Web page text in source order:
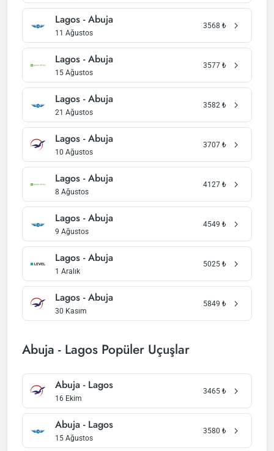
Lagos - Abuja
11 Ağustos
3568 ₺
Lagos - Abuja
15 Ağustos
3577 ₺
Lagos - Abuja
21 Ağustos
3582 ₺
Lagos - Abuja
10 Ağustos
3707 ₺
Lagos - Abuja
8 Ağustos
4127 ₺
Lagos - Abuja
9 Ağustos
4549 ₺
Lagos - Abuja
1 Aralık
5025 ₺
Lagos - Abuja
30 Kasım
5849 ₺
Abuja - Lagos Popüler Uçuşlar
Abuja - Lagos
16 Ekim
3465 ₺
Abuja - Lagos
15 Ağustos
3580 ₺